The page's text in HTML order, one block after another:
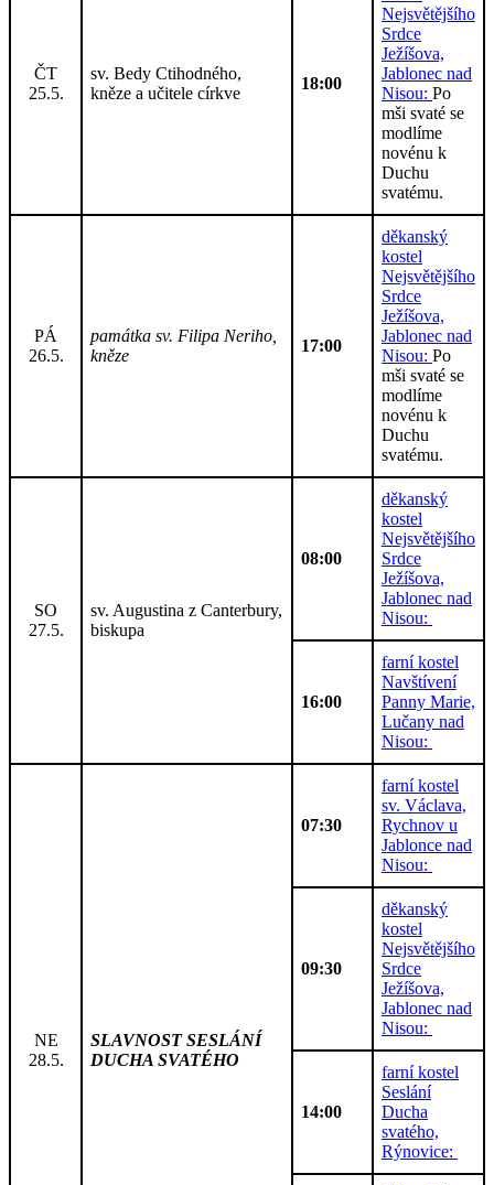
ČT
25.5.
sv. Bedy Ctihodného,
kněze a učitele církve
18:00
Nejsvětějšího
Srdce
Ježíšova,
Jablonec nad
Nisou: Po
mši svaté se
modlíme
novénu k
Duchu
svatému.
PÁ
26.5.
památka sv. Filipa Neriho,
kněze
17:00
děkanský
kostel
Nejsvětějšího
Srdce
Ježíšova,
Jablonec nad
Nisou: Po
mši svaté se
modlíme
novénu k
Duchu
svatému.
SO
27.5.
sv. Augustina z Canterbury,
biskupa
08:00
děkanský
kostel
Nejsvětějšího
Srdce
Ježíšova,
Jablonec nad
Nisou:
16:00
farní kostel
Navštívení
Panny Marie,
Lučany nad
Nisou:
NE
28.5.
SLAVNOST SESLÁNÍ
DUCHA SVATÉHO
07:30
farní kostel
sv. Václava,
Rychnov u
Jablonce nad
Nisou:
09:30
děkanský
kostel
Nejsvětějšího
Srdce
Ježíšova,
Jablonec nad
Nisou:
14:00
farní kostel
Seslání
Ducha
svatého,
Rýnovice: